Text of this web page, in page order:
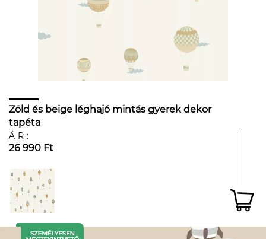
Zöld és beige léghajó mintás gyerek dekor
tapéta
ÁR:
26 990 Ft